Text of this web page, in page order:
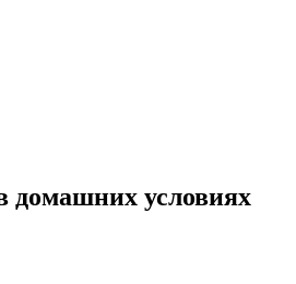
домашних условиях